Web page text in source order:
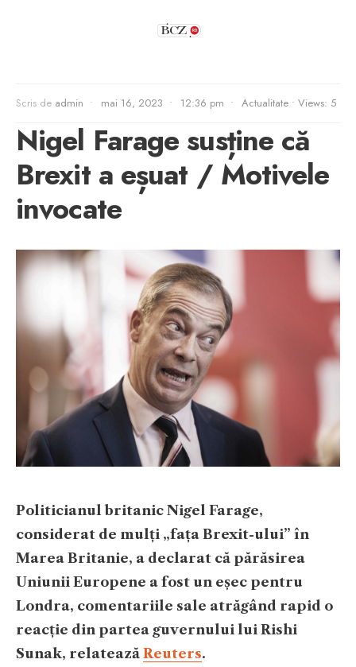
Scris de admin • mai 16, 2023 • 12:36 pm • Actualitate • Views: 5
Nigel Farage susține că
Brexit a eșuat / Motivele
invocate
Politicianul britanic Nigel Farage,
considerat de mulți „fața Brexit-ului” în
Marea Britanie, a declarat că părăsirea
Uniunii Europene a fost un eșec pentru
Londra, comentariile sale atrăgând rapid o
reacție din partea guvernului lui Rishi
Sunak, relatează Reuters.